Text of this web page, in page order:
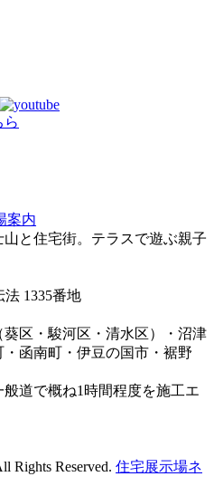
ら
案内
1335番地
区・駿河区・清水区）・沼津
函南町・伊豆の国市・裾野
道で概ね1時間程度を施工エ
Rights Reserved. 住宅展示場ネ